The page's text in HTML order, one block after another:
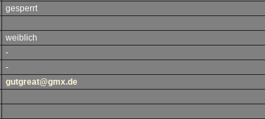
gesperrt
weiblich
-
-
gutgreat@gmx.de